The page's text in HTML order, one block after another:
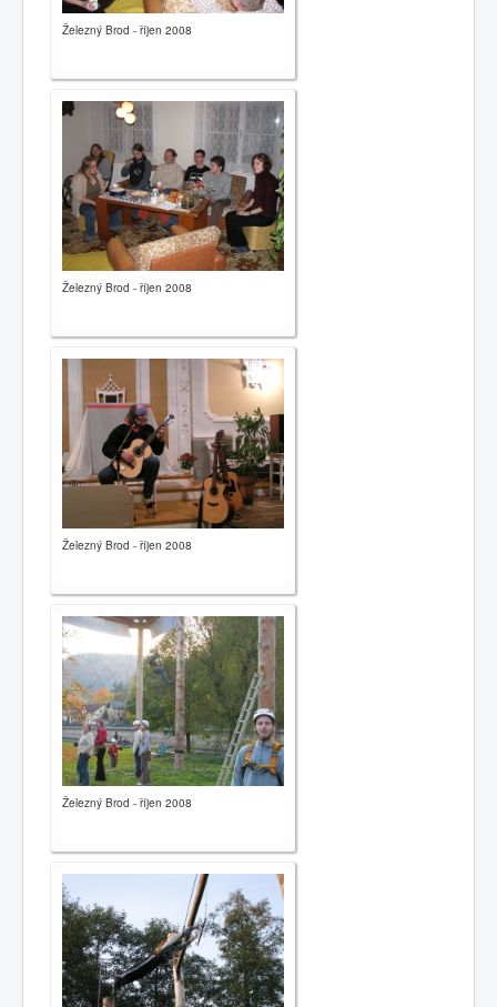
Železný Brod - říjen 2008
Železný Brod - říjen 2008
Železný Brod - říjen 2008
Železný Brod - říjen 2008